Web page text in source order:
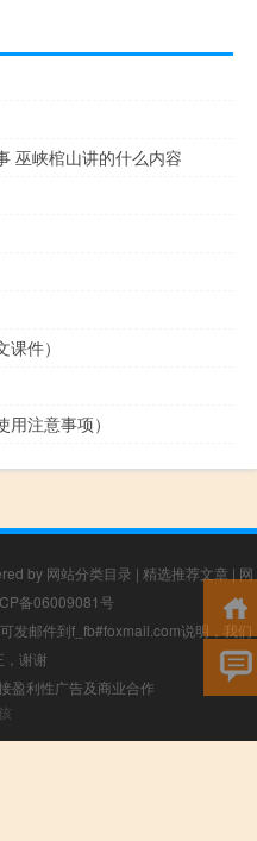
巫峡棺山讲的什么内容
件）
注意事项）
by 网站分类目录 | 精选推荐文章 | 网
备06009081号
发邮件到f_fb#foxmail.com说明，我们
，谢谢
盈利性广告及商业合作